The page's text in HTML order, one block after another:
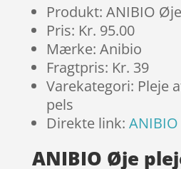
Produkt: ANIBIO
Pris: Kr. 95.00
Mærke: Anibio
Fragtpris: Kr. 39
Varekategori: Pleje
pels
Direkte link:
ANIBIO Øje